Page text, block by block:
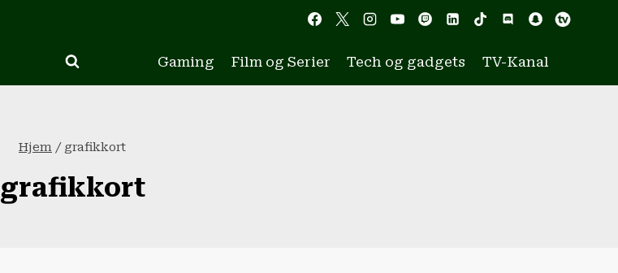
Gaming Film og Serier Tech og gadgets TV-Kanal
Hjem / grafikkort
grafikkort